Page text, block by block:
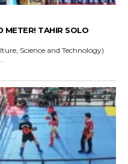
METER! TAHIR SOLO
Science and Technology)